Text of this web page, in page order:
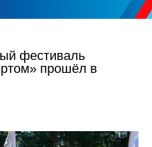
фестиваль
прошёл в